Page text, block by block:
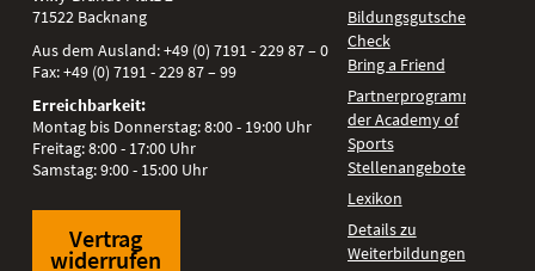
71522 Backnang
Aus dem Ausland:+49 (0) 7191 - 229 87 – 0
Fax:+49 (0) 7191 - 229 87 – 99
Erreichbarkeit:
Montag bis Donnerstag: 8:00 - 19:00 Uhr
Freitag: 8:00 - 17:00 Uhr
Samstag: 9:00 - 15:00 Uhr
Vertrag
widerrufen
Bildungsgutschein
Check
Bring a Friend
Partnerprogramm
der Academy of
Sports
Stellenangebote
Lexikon
Details zu
Weiterbildungen